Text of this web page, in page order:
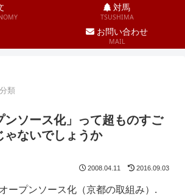
対馬
TSUSHIMA
お問い合わせ
MAIL
類
ンソース化」って超ものすご
ゃないでしょうか
2008.04.11 2016.09.03
ープンソース化（京都の取組み）.